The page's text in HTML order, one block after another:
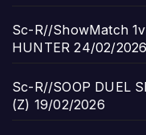
Sc-R//ShowMatch
HUNTER 24/02/2026
Sc-R//SOOP DUEL
(Z) 19/02/2026